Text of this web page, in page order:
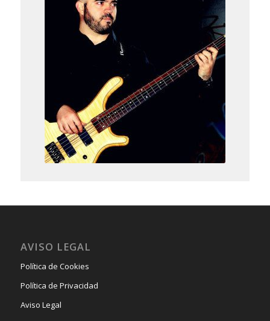
AVISO LEGAL
Política de Cookies
Política de Privacidad
Aviso Legal